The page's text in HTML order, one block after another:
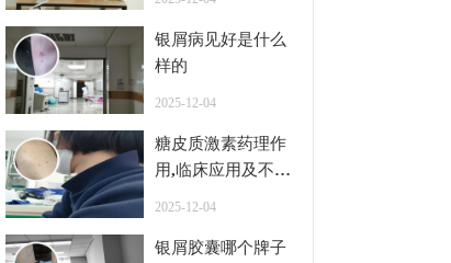
银屑病见好是什么
样的
2025-12-04
糖皮质激素药理作
用,临床应用及不良
2025-12-04
银屑胶囊哪个牌子